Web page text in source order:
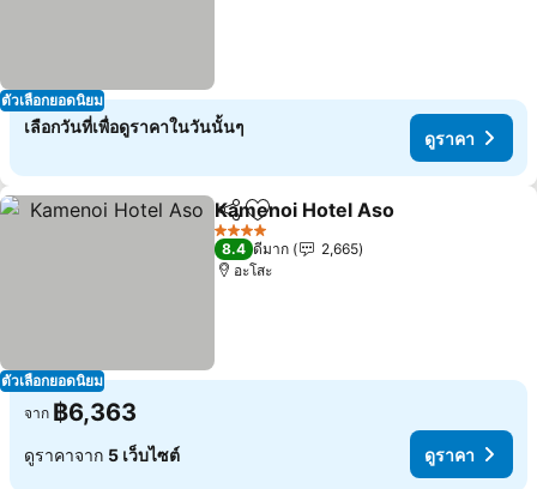
ตัวเลือกยอดนิยม
เลือกวันที่เพื่อดูราคาในวันนั้นๆ
ดูราคา
ตัวเลือกยอดนิยม
แชร์ เพิ่มในรายการโปรด
Kamenoi Hotel Aso
4 ดาว
8.4 ดีมาก
2,665
อะโสะ
จาก ฿6,363
ดูราคาจาก 5 เว็บไซต์ ดูราคา